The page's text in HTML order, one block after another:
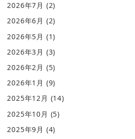
2026年7月 (2)
2026年6月 (2)
2026年5月 (1)
2026年3月 (3)
2026年2月 (5)
2026年1月 (9)
2025年12月 (14)
2025年10月 (5)
2025年9月 (4)